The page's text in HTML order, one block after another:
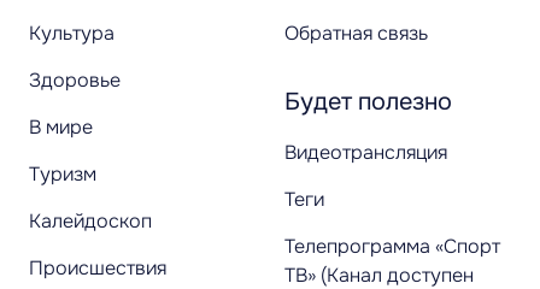
Культура
Здоровье
В мире
Туризм
Калейдоскоп
Происшествия
Обратная связь
Будет полезно
Видеотрансляция
Теги
Телепрограмма «Спорт
ТВ» (Канал доступен